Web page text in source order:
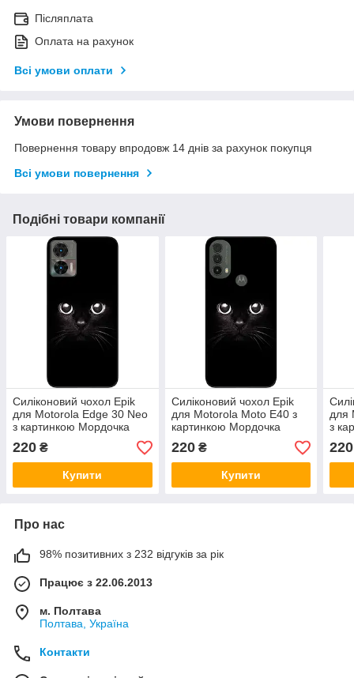
Післяплата
Оплата на рахунок
Всі умови оплати
Умови повернення
Повернення товару впродовж 14 днів за рахунок покупця
Всі умови повернення
Подібні товари компанії
Силіконовий чохол Epik
для Motorola Edge 30 Neo
з картинкою Мордочка
220 ₴
Купити
Силіконовий чохол Epik
для Motorola Moto E40 з
картинкою Мордочка
220₴
Купити
для
з
220
Про нас
98% позитивних з 232 відгуків за рік
Працює з 22.06.2013
м. Полтава
Полтава, Україна
Контакти